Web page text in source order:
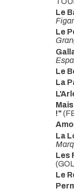
Le
Le
Le
La
!"
La
Les
Le